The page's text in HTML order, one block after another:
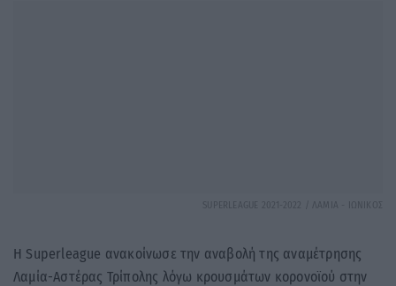
SUPERLEAGUE 2021-2022 / ΛΑΜΙΑ - ΙΩΝΙΚΟΣ
Η Superleague ανακοίνωσε την αναβολή της αναμέτρησης
Λαμία-Αστέρας Τρίπολης λόγω κρουσμάτων κορονοϊού στην